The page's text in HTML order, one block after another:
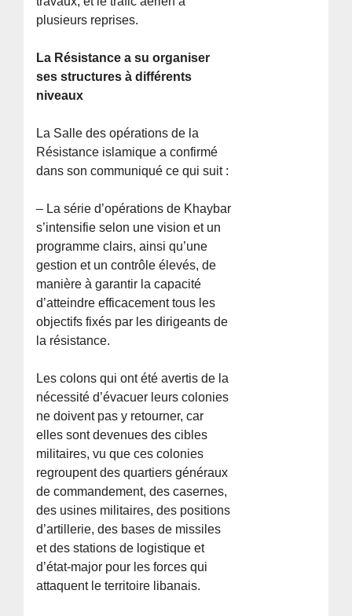
plusieurs reprises.
La Résistance a su organiser
ses structures à différents
niveaux
La Salle des opérations de la
Résistance islamique a confirmé
dans son communiqué ce qui suit :
– La série d’opérations de Khaybar
s’intensifie selon une vision et un
programme clairs, ainsi qu’une
gestion et un contrôle élevés, de
manière à garantir la capacité
d’atteindre efficacement tous les
objectifs fixés par les dirigeants de
la résistance.
Les colons qui ont été avertis de la
nécessité d’évacuer leurs colonies
ne doivent pas y retourner, car
elles sont devenues des cibles
militaires, vu que ces colonies
regroupent des quartiers généraux
de commandement, des casernes,
des usines militaires, des positions
d’artillerie, des bases de missiles
et des stations de logistique et
d’état-major pour les forces qui
attaquent le territoire libanais.